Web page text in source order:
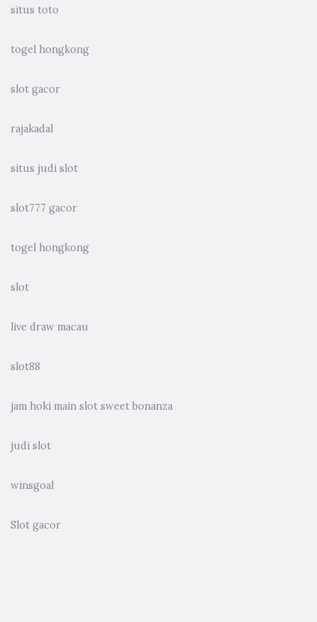
situs toto
togel hongkong
slot gacor
rajakadal
situs judi slot
slot777 gacor
togel hongkong
slot
live draw macau
slot88
jam hoki main slot sweet bonanza
judi slot
winsgoal
Slot gacor